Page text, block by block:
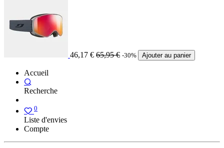
46,17 € 65,95€ -30% Ajouter au panier
Accueil
Recherche
0
Liste d'envies
Compte